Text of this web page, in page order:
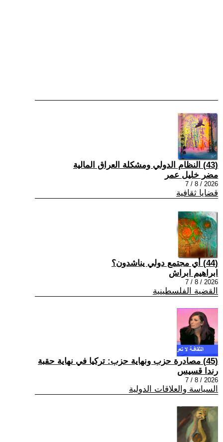
(43) النظام الدولي ومشكلة العراق المالية
مضر خليل عمر
2026 / 8 / 7
قضايا ثقافية
(44) أي مجتمع دولي يناشدون؟
ابراهيم ابراش
2026 / 8 / 7
القضية الفلسطينية
(45) مصادرة حزب ونهاية حزب: تركيا في نهاية حقبة
رندا قسيس
2026 / 8 / 7
السياسة والعلاقات الدولية